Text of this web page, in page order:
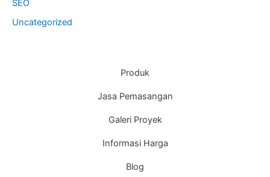
SEO
Uncategorized
Produk
Jasa Pemasangan
Galeri Proyek
Informasi Harga
Blog